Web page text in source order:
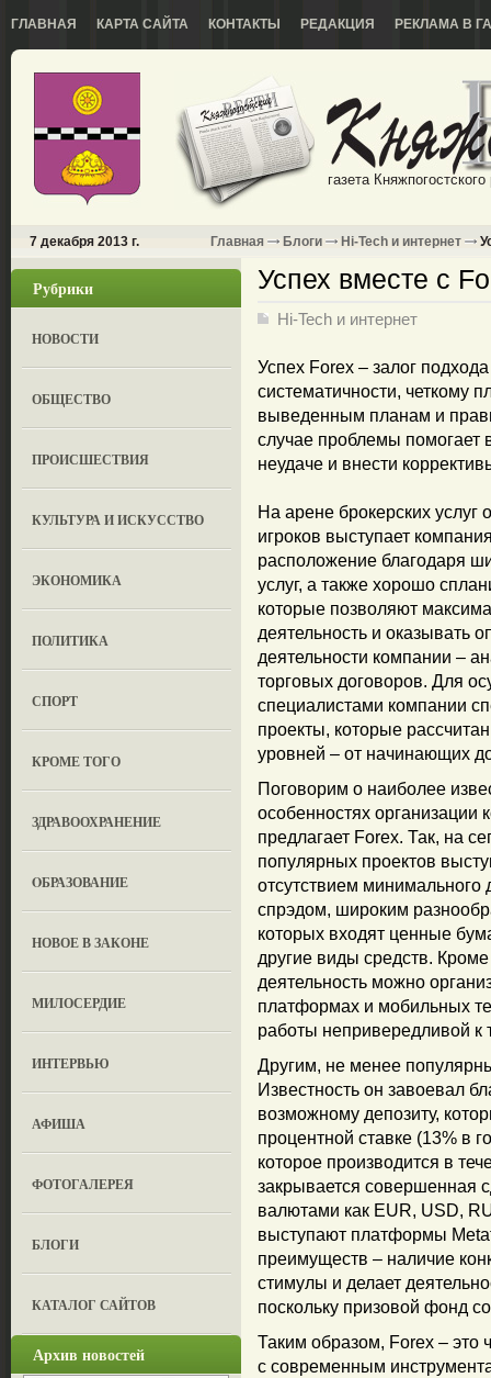
ГЛАВНАЯ КАРТА САЙТА КОНТАКТЫ РЕДАКЦИЯ РЕКЛАМА В
газета
7 декабря 2013 г. Главная Блоги Hi-Tech и интернет
Рубрики
НОВОСТИ
ОБЩЕСТВО
ПРОИСШЕСТВИЯ
КУЛЬТУРА И ИСКУССТВО
ЭКОНОМИКА
ПОЛИТИКА
СПОРТ
КРОМЕ ТОГО
ЗДРАВООХРАНЕНИЕ
OБРАЗОВАНИЕ
НОВОЕ В ЗАКОНЕ
МИЛОСЕРДИЕ
ИНТЕРВЬЮ
АФИША
ФОТОГАЛЕРЕЯ
БЛОГИ
КАТАЛОГ САЙТОВ
Архив новостей
Успех вместе с
Hi-Tech и интернет
Успех Forex – залог
систематичности, четкому
выведенным планам и
случае проблемы помогает
неудаче и внести
На арене брокерских
игроков выступает
расположение благодаря
услуг, а также хорошо
которые позволяют
деятельность и оказывать
деятельности компании –
торговых договоров. Для
специалистами компании
проекты, которые
уровней – от начинающих
Поговорим о наиболее
особенностях организации
предлагает Forex. Так, на
популярных проектов
отсутствием минимального
спрэдом, широким
которых входят ценные
другие виды средств.
деятельность можно
платформах и мобильных
работы непривередливой к
Другим, не менее
Известность он завоевал
возможному депозиту,
процентной ставке (13% в
которое производится в
закрывается совершенная
валютами как EUR, USD,
выступают платформы
преимуществ – наличие
стимулы и делает
поскольку призовой фонд
Таким образом, Forex – это
с современным